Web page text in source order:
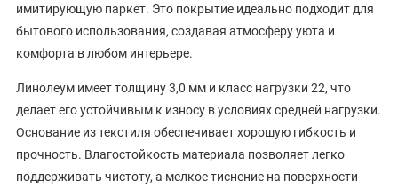
имитирующую паркет. Это покрытие идеально подходит для
бытового использования, создавая атмосферу уюта и
комфорта в любом интерьере.
Линолеум имеет толщину 3,0 мм и класс нагрузки 22, что
делает его устойчивым к износу в условиях средней нагрузки.
Основание из текстиля обеспечивает хорошую гибкость и
прочность. Влагостойкость материала позволяет легко
поддерживать чистоту, а мелкое тиснение на поверхности